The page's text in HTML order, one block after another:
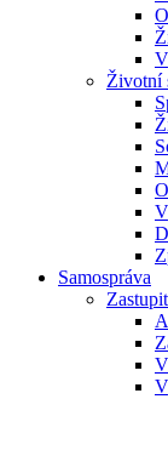
Životní
Samospráva